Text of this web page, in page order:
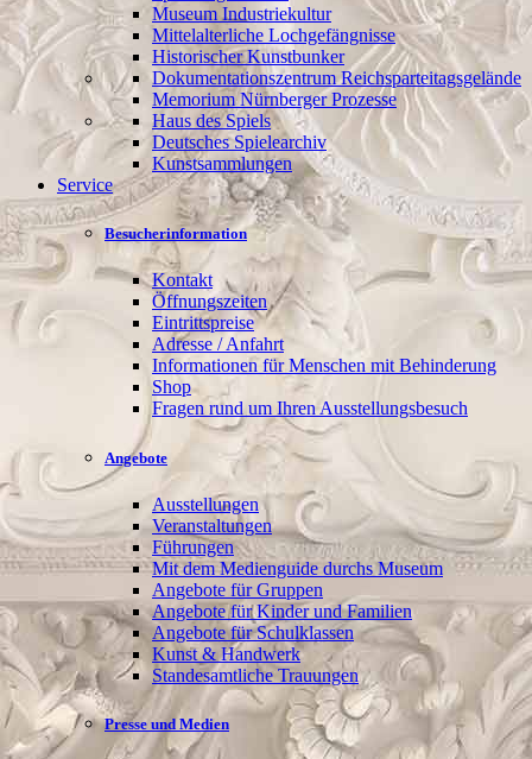
Museum Industriekultur
Mittelalterliche Lochgefängnisse
Historischer Kunstbunker
Dokumentationszentrum Reichsparteitagsgelände
Memorium Nürnberger Prozesse
Haus des Spiels
Deutsches Spielearchiv
Kunstsammlungen
Service
Besucherinformation
Kontakt
Öffnungszeiten
Eintrittspreise
Adresse / Anfahrt
Informationen für Menschen mit Behinderung
Shop
Fragen rund um Ihren Ausstellungsbesuch
Angebote
Ausstellungen
Veranstaltungen
Führungen
Mit dem Medienguide durchs Museum
Angebote für Gruppen
Angebote für Kinder und Familien
Angebote für Schulklassen
Kunst & Handwerk
Standesamtliche Trauungen
Presse und Medien